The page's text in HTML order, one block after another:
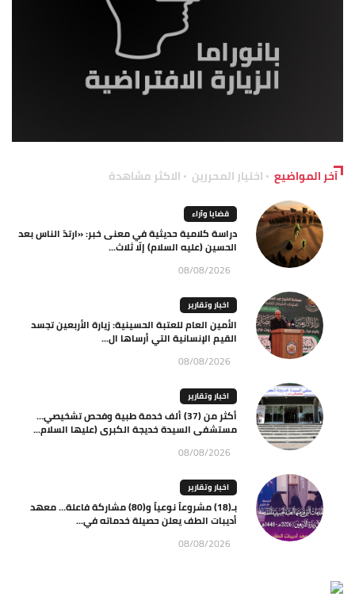
آخر المواضيع اختيار المحررين الاكثر مشاهدة
قضايا وآراء
دراسة كلامية حديثية في معنى خبر: «ارتدّ الناس بعد
الحسين (عليه السلام) إلّا ثلاث...
08/08/2026
اخبار وتقارير
الأمين العام للعتبة الحسينية: زيارة الأربعين تجسد
القيم الإنسانية التي أرساها ال...
08/08/2026
اخبار وتقارير
أكثر من (37) ألف خدمة طبية وفحص تشخيصي…
مستشفى السيدة خديجة الكبرى (عليها السلام...
08/08/2026
اخبار وتقارير
بـ(18) مشروعاً نوعياً و(80) مشاركة فاعلة… معهد
أديبات الطف يعلن حصيلة خدماته في...
08/08/2026